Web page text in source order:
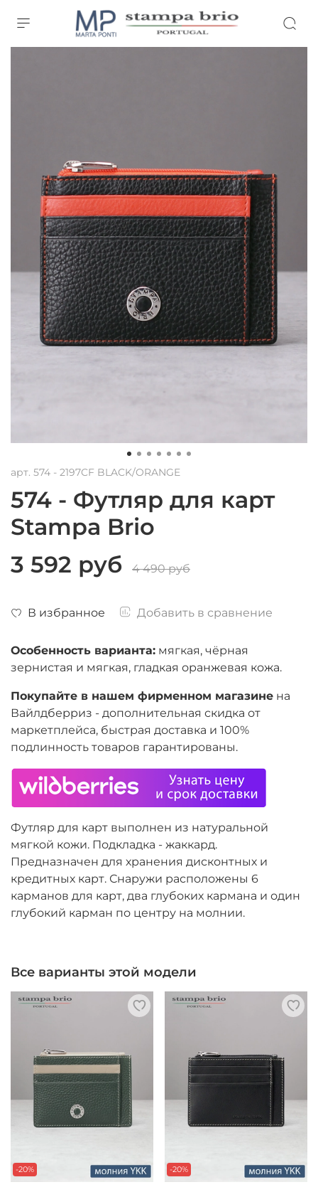
арт. 574 - 2197CF BLACK/ORANGE
574 - Футляр для карт
Stampa Brio
В избранное Добавить в сравнение
3 592 руб 4 490 руб
Особенность варианта: мягкая, чёрная
зернистая и мягкая, гладкая оранжевая кожа.
Покупайте в нашем фирменном магазине на
Вайлдберриз - дополнительная скидка от
маркетплейса, быстрая доставка и 100%
подлинность товаров гарантированы.
Футляр для карт выполнен из натуральной
мягкой кожи. Подкладка - жаккард.
Предназначен для хранения дисконтных и
кредитных карт. Снаружи расположены 6
карманов для карт, два глубоких кармана и один
глубокий карман по центру на молнии.
Все варианты этой модели
-20% -20%